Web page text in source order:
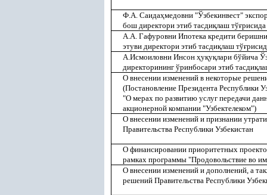
Ф.А. Саидаҳмедовни "Ўзбекинвест"
бош директори этиб тасдиқлаш тўғрисида
А.А. Гафуровни Ипотека кредити
этуви директори этиб тасдиқлаш тўғ
А.Исмоиловни Инсон ҳуқуқлари бўйича
директорининг ўринбосари этиб тасдиқ
О внесении изменений в некоторые
(Постановление Президента Республики
"О мерах по развитию услуг передачи
акционерной компании "Узбектелеком")
О внесении изменений и признании
Правительства Республики Узбекистан
О финансировании приоритетных
рамках программы "Продовольствие во
О внесении изменений и дополнений, а
решений Правительства Республики